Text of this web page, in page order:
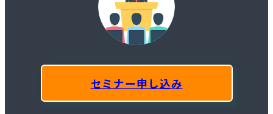
セミナー申し込み